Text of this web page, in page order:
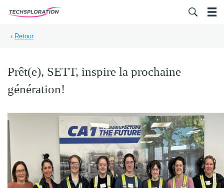
‹ Retour
Prêt(e), SETT, inspire la prochaine
génération!